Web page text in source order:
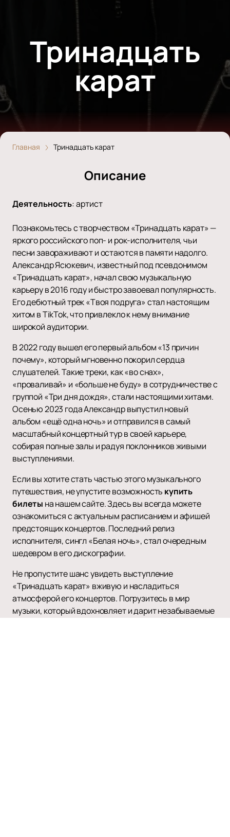
Тринадцать
карат
Главная Тринадцать карат
Описание
Деятельность:артист
Познакомьтесь с творчеством «Тринадцать карат» —
яркого российского поп- и рок-исполнителя, чьи
песни завораживают и остаются в памяти надолго.
Александр Ясюкевич, известный под псевдонимом
«Тринадцать карат», начал свою музыкальную
карьеру в 2016 году и быстро завоевал популярность.
Его дебютный трек «Твоя подруга» стал настоящим
хитом в TikTok, что привлекло к нему внимание
широкой аудитории.
В 2022 году вышел его первый альбом «13 причин
почему», который мгновенно покорил сердца
слушателей. Такие треки, как «во снах»,
«проваливай» и «больше не буду» в сотрудничестве с
группой «Три дня дождя», стали настоящими хитами.
Осенью 2023 года Александр выпустил новый
альбом «ещё одна ночь» и отправился в самый
масштабный концертный тур в своей карьере,
собирая полные залы и радуя поклонников живыми
выступлениями.
Если вы хотите стать частью этого музыкального
путешествия, не упустите возможность купить
билеты на нашем сайте. Здесь вы всегда можете
ознакомиться с актуальным расписанием и афишей
предстоящих концертов. Последний релиз
исполнителя, сингл «Белая ночь», стал очередным
шедевром в его дискографии.
Не пропустите шанс увидеть выступление
«Тринадцать карат» вживую и насладиться
атмосферой его концертов. Погрузитесь в мир
музыки, который вдохновляет и дарит незабываемые